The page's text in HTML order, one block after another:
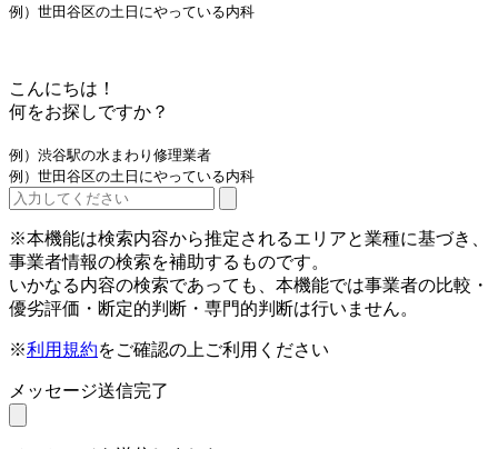
例）世田谷区の土日にやっている内科
こんにちは！
何をお探しですか？
例）渋谷駅の水まわり修理業者
例）世田谷区の土日にやっている内科
※本機能は検索内容から推定されるエリアと業種に基づき、
事業者情報の検索を補助するものです。
いかなる内容の検索であっても、本機能では事業者の比較・
優劣評価・断定的判断・専門的判断は行いません。
※利用規約をご確認の上ご利用ください
メッセージ送信完了